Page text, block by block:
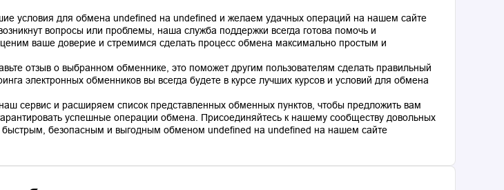
условия для обмена undefined на undefined и желаем удачных операций на нашем сайте
вопросы или проблемы, наша служба поддержки всегда готова помочь и
ваше доверие и стремимся сделать процесс обмена максимально простым и
отзыв о выбранном обменнике, это поможет другим пользователям сделать правильный
электронных обменников вы всегда будете в курсе лучших курсов и условий для обмена
сервис и расширяем список представленных обменных пунктов, чтобы предложить вам
успешные операции обмена. Присоединяйтесь к нашему сообществу довольных
быстрым, безопасным и выгодным обменом undefined на undefined на нашем сайте